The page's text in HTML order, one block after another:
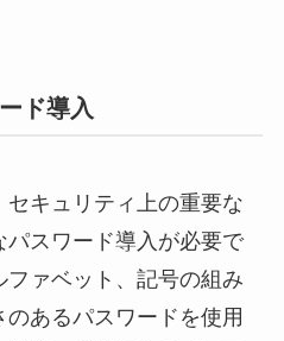
ド導入
キュリティ上の重要な
スワード導入が必要で
ァベット、記号の組み
あるパスワードを使用